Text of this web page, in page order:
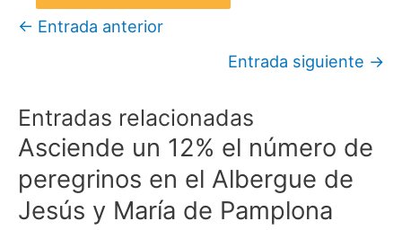
← Entrada anterior
Entrada siguiente →
Entradas relacionadas
Asciende un 12% el número de
peregrinos en el Albergue de
Jesús y María de Pamplona